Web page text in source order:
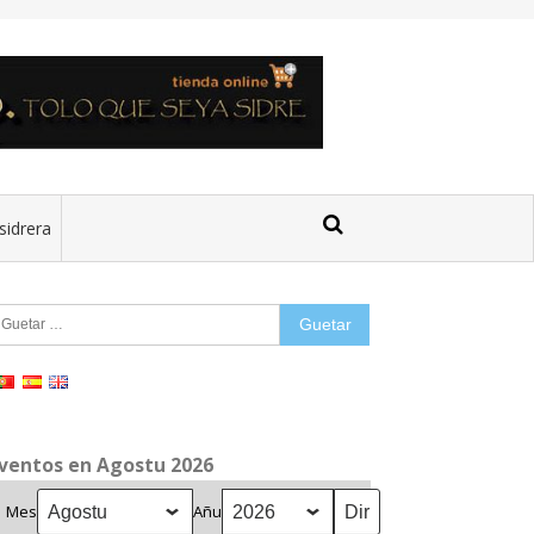
en Agostu 2026
Mes Añu